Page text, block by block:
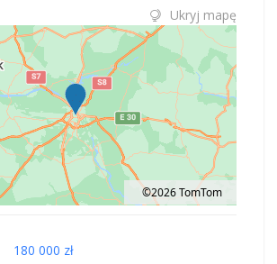
Ukryj mapę
©2026 TomTom
180 000 zł